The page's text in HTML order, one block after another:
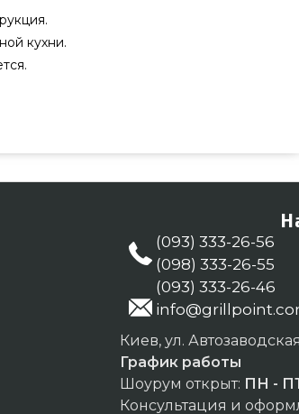
кухни.
Лучшие предложения на Комплектующие
Позвоните нашим экспертам по номеру
(093) 333-26-56
(098) 333-26-55
(093) 333-26-46
Киев, ул.
График работы
Шоурум открыт: ПН -
Консультация и